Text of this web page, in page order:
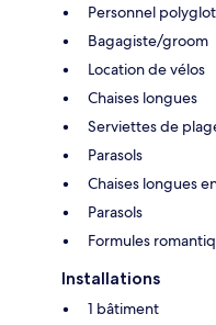
Personnel
Bagagiste/groom
Location de vélos
Chaises longues
Serviettes de
Parasols
Chaises longues
Parasols
Formules
Installations
1 bâtiment